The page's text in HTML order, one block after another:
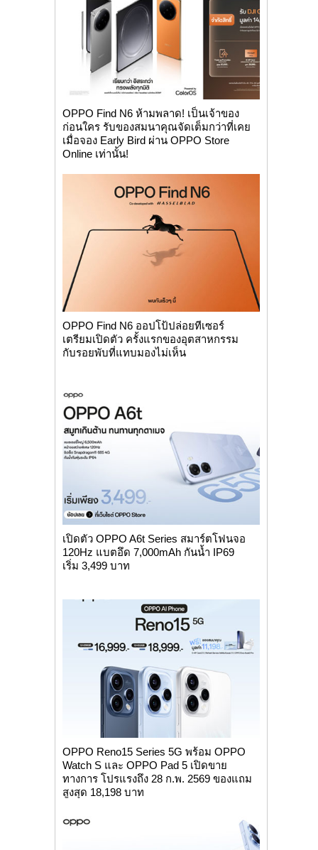
OPPO Find N6 ห้ามพลาด! เป็นเจ้าของ
ก่อนใคร รับของสมนาคุณจัดเต็มกว่าที่เคย
เมื่อจอง Early Bird ผ่าน OPPO Store
Online เท่านั้น!
OPPO Find N6 ออปโป้ปล่อยทีเซอร์
เตรียมเปิดตัว ครั้งแรกของอุตสาหกรรม
กับรอยพับที่แทบมองไม่เห็น
เปิดตัว OPPO A6t Series สมาร์ตโฟนจอ
120Hz แบตอึด 7,000mAh กันน้ำ IP69
เริ่ม 3,499 บาท
OPPO Reno15 Series 5G พร้อม OPPO
Watch S และ OPPO Pad 5 เปิดขาย
ทางการ โปรแรงถึง 28 ก.พ. 2569 ของแถม
สูงสุด 18,198 บาท